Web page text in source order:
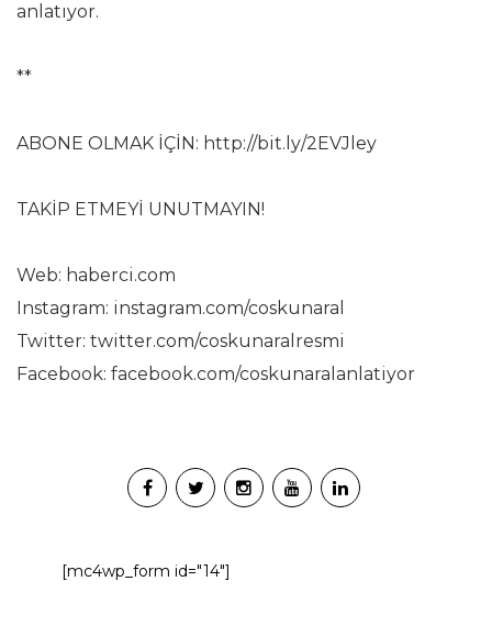
anlatıyor.
**
ABONE OLMAK İÇİN: http://bit.ly/2EVJley
TAKİP ETMEYİ UNUTMAYIN!
Web: haberci.com
Instagram: instagram.com/coskunaral
Twitter: twitter.com/coskunaralresmi
Facebook: facebook.com/coskunaralanlatiyor
[mc4wp_form id="14"]